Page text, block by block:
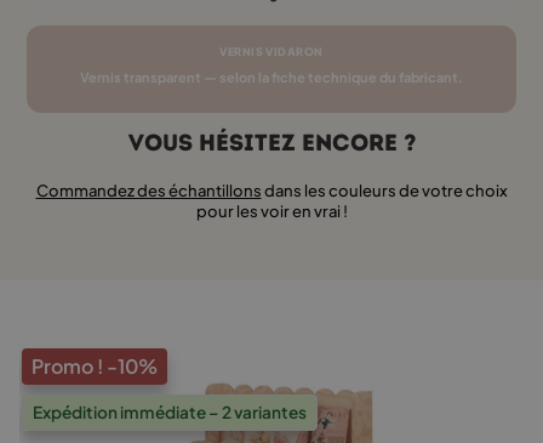
VERNIS VIDARON
Vernis transparent — selon la fiche technique du fabricant.
Vous hésitez encore ?
Commandez des échantillonsdans les couleurs de votre choix
pour les voir en vrai !
Promo ! -10%
Expédition immédiate – 2 variantes